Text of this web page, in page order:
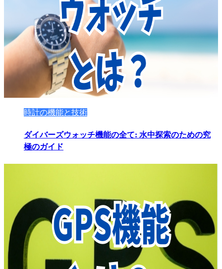
時計の機能と技術
ダイバーズウォッチ機能の全て: 水中探索のための究
極のガイド